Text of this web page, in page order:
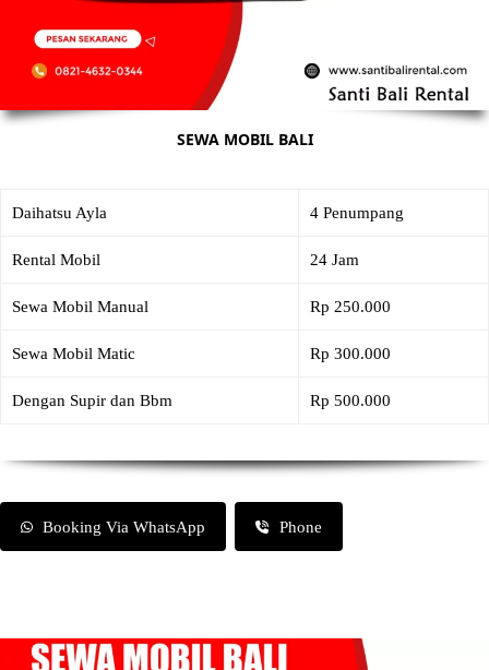
SEWA MOBIL BALI
Daihatsu Ayla 4 Penumpang
Rental Mobil 24 Jam
Sewa Mobil Manual Rp 250.000
Sewa Mobil Matic Rp 300.000
Dengan Supir dan Bbm Rp 500.000
Booking Via WhatsApp Phone